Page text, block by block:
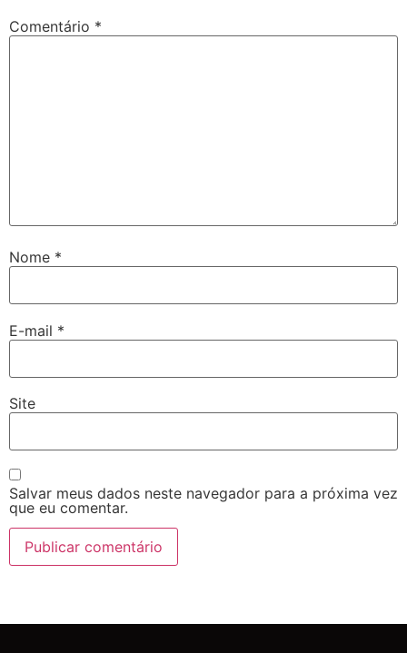
Comentário *
Nome *
E-mail *
Site
Salvar meus dados neste navegador para a próxima vez
que eu comentar.